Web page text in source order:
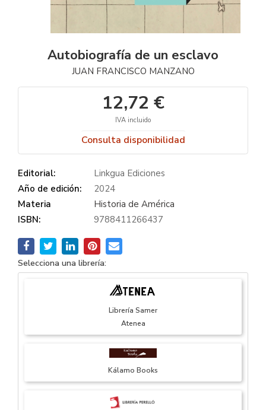
Autobiografía de un esclavo
JUAN FRANCISCO MANZANO
12,72 €
IVA incluido
Consulta disponibilidad
Editorial:
Linkgua Ediciones
Año de edición:
2024
Materia
Historia de América
ISBN:
9788411266437
Selecciona una librería:
Librería Samer
Atenea
Kálamo Books